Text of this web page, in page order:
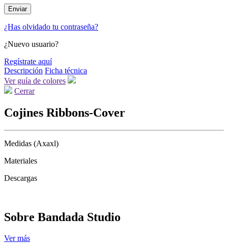
¿Has olvidado tu contraseña?
¿Nuevo usuario?
Regístrate aquí
Descripción Ficha técnica
Ver guía de colores
Cerrar
Cojines Ribbons-Cover
Medidas (Axaxl)
Materiales
Descargas
Sobre Bandada Studio
Ver más